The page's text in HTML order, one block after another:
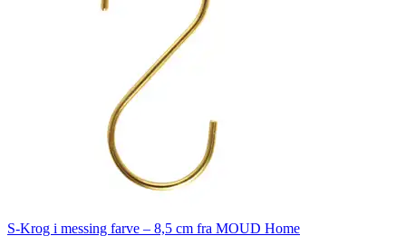
S-Krog i messing farve – 8,5 cm fra MOUD Home